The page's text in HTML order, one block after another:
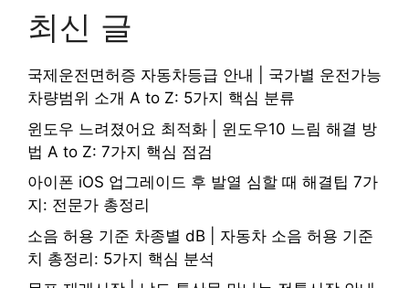
최신 글
국제운전면허증 자동차등급 안내 | 국가별 운전가능
차량범위 소개 A to Z: 5가지 핵심 분류
윈도우 느려졌어요 최적화 | 윈도우10 느림 해결 방
법 A to Z: 7가지 핵심 점검
아이폰 iOS 업그레이드 후 발열 심할 때 해결팁 7가
지: 전문가 총정리
소음 허용 기준 차종별 dB | 자동차 소음 허용 기준
치 총정리: 5가지 핵심 분석